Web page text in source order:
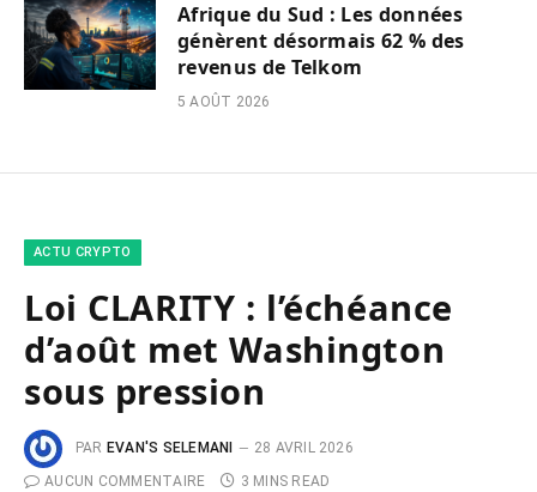
Afrique du Sud : Les données
génèrent désormais 62 % des
revenus de Telkom
5 AOÛT 2026
ACTU CRYPTO
Loi CLARITY : l’échéance
d’août met Washington
sous pression
PAR EVAN'S SELEMANI
28 AVRIL 2026
AUCUN COMMENTAIRE
3 MINS READ